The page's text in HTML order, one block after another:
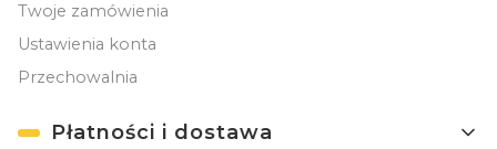
Twoje zamówienia
Ustawienia konta
Przechowalnia
Płatności i dostawa